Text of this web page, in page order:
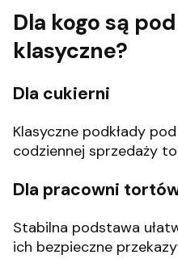
Dla kogo są
klasyczne?
Dla cukierni
Klasyczne podkłady
codziennej sprzedaży
Dla pracowni
Stabilna podstawa
ich bezpieczne